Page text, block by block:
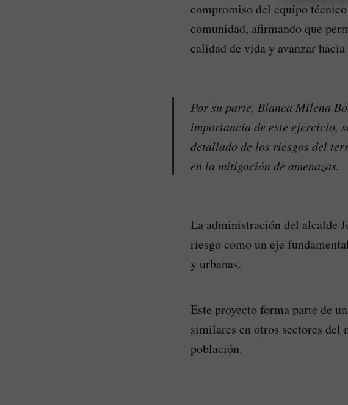
compromiso del equipo
comunidad, afirmando que
calidad de vida y avanzar
Por su parte, Blanca Milena
importancia de este ejercicio,
detallado de los riesgos del
en la mitigación de amenazas.
La administración del alcalde
riesgo como un eje
y urbanas.
Este proyecto forma parte de
similares en otros sectores
población.